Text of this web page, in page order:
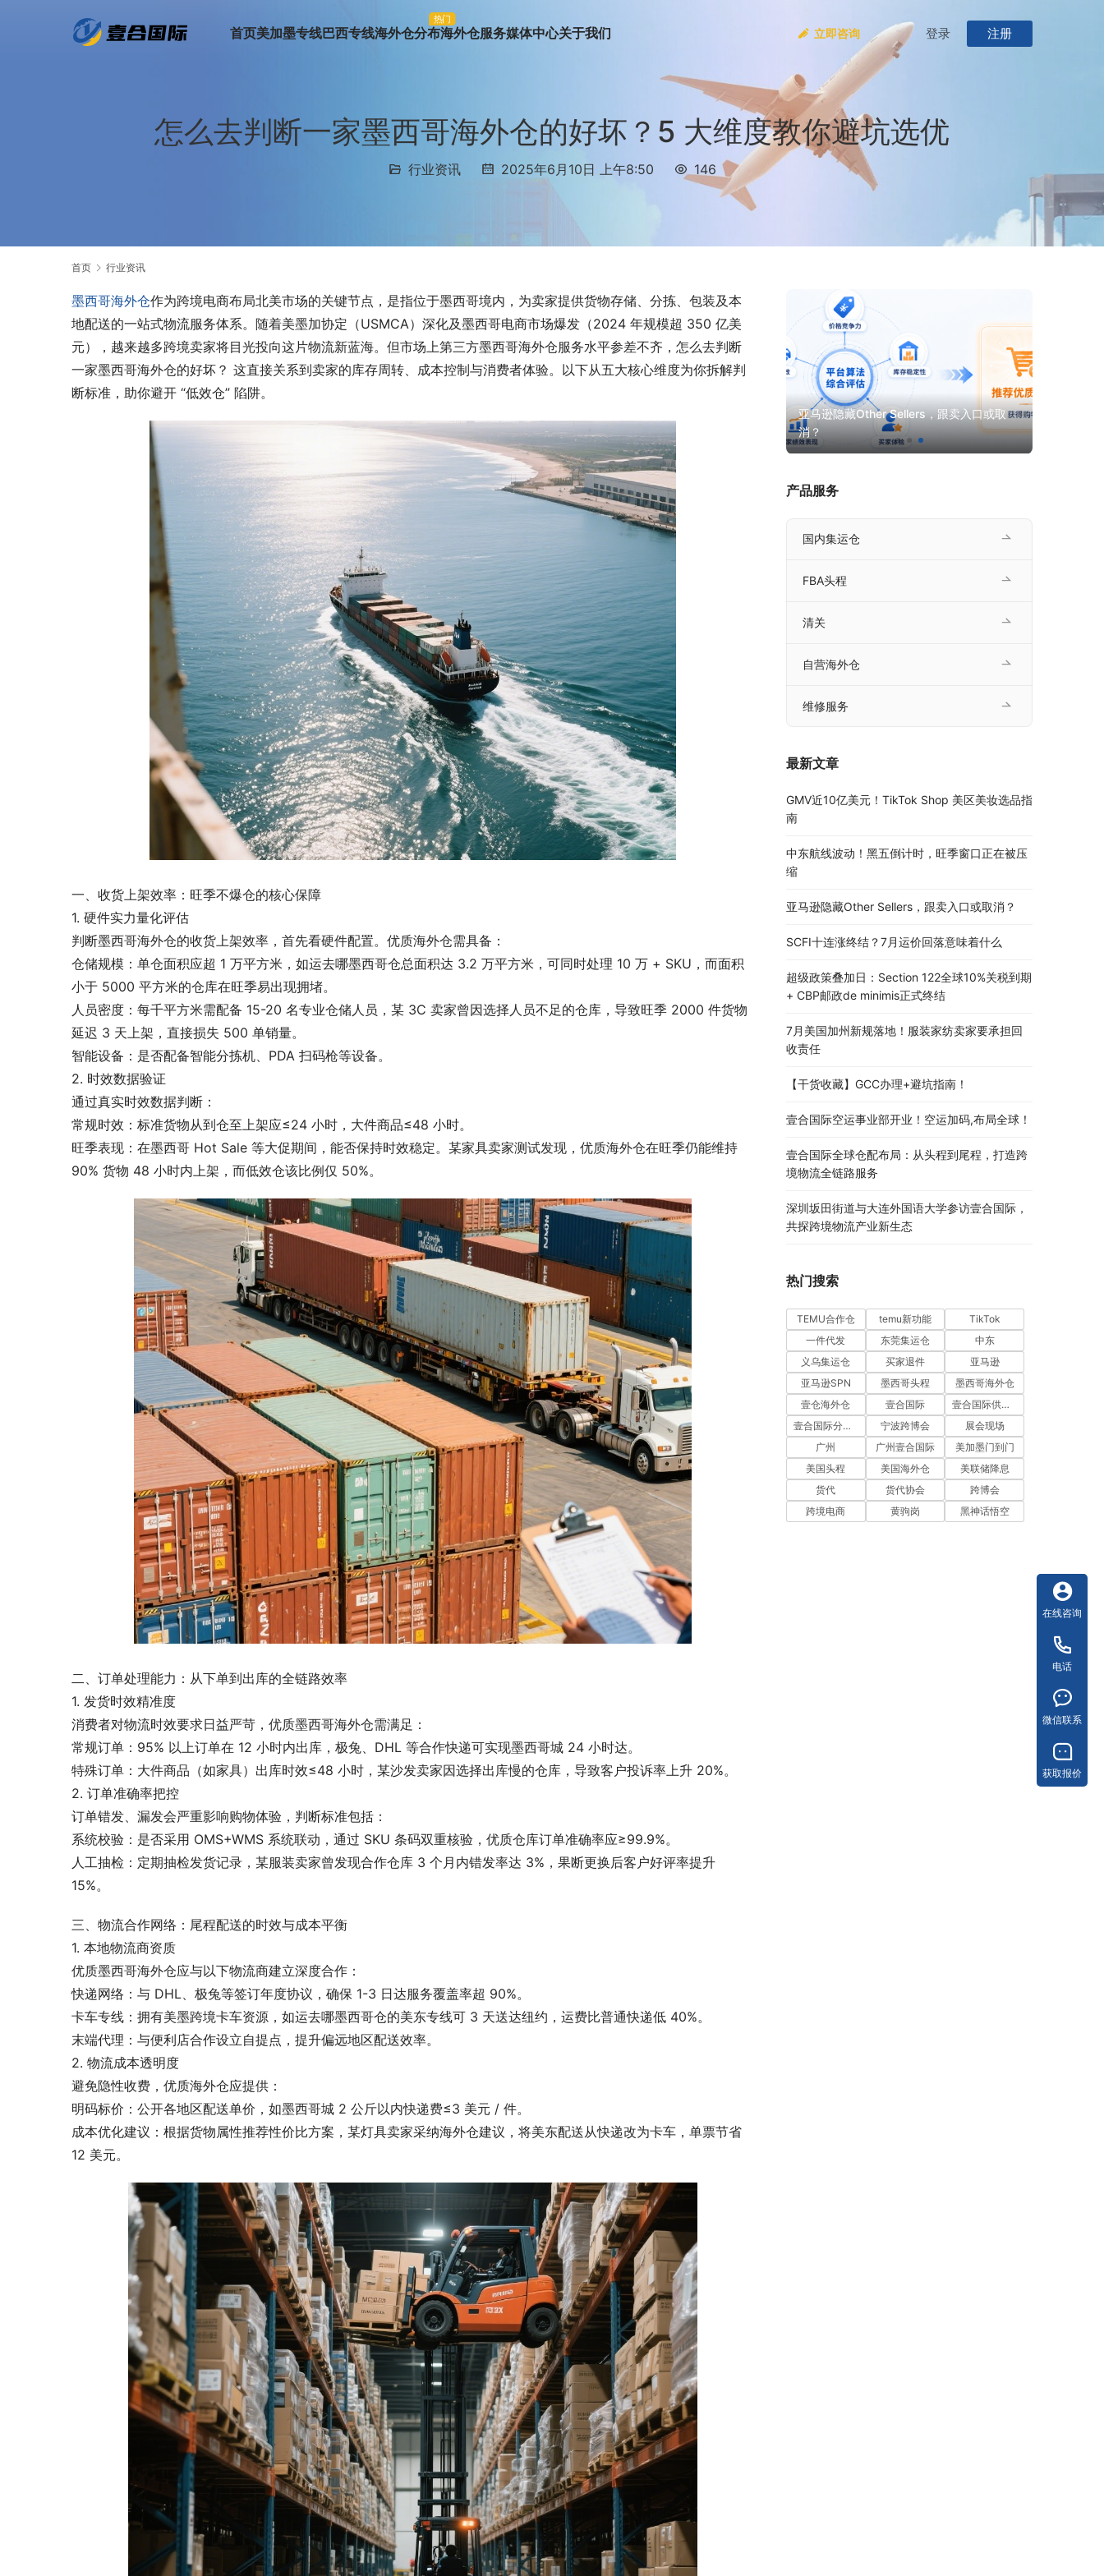
首页美加墨专线巴西专线海外仓分布
热门
海外仓服务媒体中心关于我们 立即咨询 登录 注册
怎么去判断一家墨西哥海外仓的好坏？5 大维度教你避坑选优
行业资讯 2025年6月10日 上午8:50 146
首页 行业资讯
墨西哥海外仓作为跨境电商布局北美市场的关键节点，是指位于墨西哥境内，为卖家提供货物存储、分拣、包装及本
地配送的一站式物流服务体系。随着美墨加协定（USMCA）深化及墨西哥电商市场爆发（2024 年规模超 350 亿美
元），越来越多跨境卖家将目光投向这片物流新蓝海。但市场上第三方墨西哥海外仓服务水平参差不齐，怎么去判断
一家墨西哥海外仓的好坏？ 这直接关系到卖家的库存周转、成本控制与消费者体验。以下从五大核心维度为你拆解判
断标准，助你避开 “低效仓” 陷阱。
一、收货上架效率：旺季不爆仓的核心保障
1. 硬件实力量化评估
判断墨西哥海外仓的收货上架效率，首先看硬件配置。优质海外仓需具备：
仓储规模：单仓面积应超 1 万平方米，如运去哪墨西哥仓总面积达 3.2 万平方米，可同时处理 10 万 + SKU，而面积
小于 5000 平方米的仓库在旺季易出现拥堵。
人员密度：每千平方米需配备 15-20 名专业仓储人员，某 3C 卖家曾因选择人员不足的仓库，导致旺季 2000 件货物
延迟 3 天上架，直接损失 500 单销量。
智能设备：是否配备智能分拣机、PDA 扫码枪等设备。
2. 时效数据验证
通过真实时效数据判断：
常规时效：标准货物从到仓至上架应≤24 小时，大件商品≤48 小时。
旺季表现：在墨西哥 Hot Sale 等大促期间，能否保持时效稳定。某家具卖家测试发现，优质海外仓在旺季仍能维持
90% 货物 48 小时内上架，而低效仓该比例仅 50%。
二、订单处理能力：从下单到出库的全链路效率
1. 发货时效精准度
消费者对物流时效要求日益严苛，优质墨西哥海外仓需满足：
常规订单：95% 以上订单在 12 小时内出库，极兔、DHL 等合作快递可实现墨西哥城 24 小时达。
特殊订单：大件商品（如家具）出库时效≤48 小时，某沙发卖家因选择出库慢的仓库，导致客户投诉率上升 20%。
2. 订单准确率把控
订单错发、漏发会严重影响购物体验，判断标准包括：
系统校验：是否采用 OMS+WMS 系统联动，通过 SKU 条码双重核验，优质仓库订单准确率应≥99.9%。
人工抽检：定期抽检发货记录，某服装卖家曾发现合作仓库 3 个月内错发率达 3%，果断更换后客户好评率提升
15%。
三、物流合作网络：尾程配送的时效与成本平衡
1. 本地物流商资质
优质墨西哥海外仓应与以下物流商建立深度合作：
快递网络：与 DHL、极兔等签订年度协议，确保 1-3 日达服务覆盖率超 90%。
卡车专线：拥有美墨跨境卡车资源，如运去哪墨西哥仓的美东专线可 3 天送达纽约，运费比普通快递低 40%。
末端代理：与便利店合作设立自提点，提升偏远地区配送效率。
2. 物流成本透明度
避免隐性收费，优质海外仓应提供：
明码标价：公开各地区配送单价，如墨西哥城 2 公斤以内快递费≤3 美元 / 件。
成本优化建议：根据货物属性推荐性价比方案，某灯具卖家采纳海外仓建议，将美东配送从快递改为卡车，单票节省
12 美元。
消？
GMV近10亿美元！TikTok Shop 美区美妆
选品指南
产品服务
国内集运仓
FBA头程
清关
自营海外仓
维修服务
最新文章
GMV近10亿美元！TikTok Shop 美区美妆选品指
南
中东航线波动！黑五倒计时，旺季窗口正在被压
缩
亚马逊隐藏Other Sellers，跟卖入口或取消？
SCFI十连涨终结？7月运价回落意味着什么
超级政策叠加日：Section 122全球10%关税到期
+ CBP邮政de minimis正式终结
7月美国加州新规落地！服装家纺卖家要承担回
收责任
【干货收藏】GCC办理+避坑指南！
壹合国际空运事业部开业！空运加码,布局全球！
壹合国际全球仓配布局：从头程到尾程，打造跨
境物流全链路服务
深圳坂田街道与大连外国语大学参访壹合国际，
共探跨境物流产业新生态
热门搜索
TEMU合作仓 temu新功能
TikTok
一件代发
东莞集运仓
中东
义乌集运仓
买家退件
亚马逊
亚马逊SPN
墨西哥头程
墨西哥海外仓
壹仓海外仓
壹合国际
壹合国际供应链
壹合国际分公司开业
宁波跨博会
展会现场
广州
广州壹合国际
美加墨门到门
美国头程
美国海外仓
美联储降息
货代
货代协会
跨博会
跨境电商
黄驹岗 黑神话悟空
在线咨询
电话
微信联系
获取报价